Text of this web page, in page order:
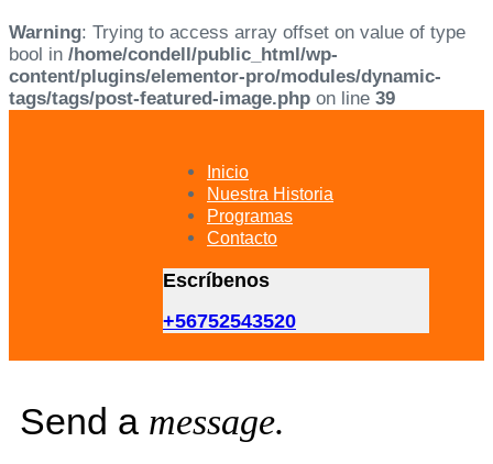
Warning: Trying to access array offset on value of type
bool in /home/condell/public_html/wp-
content/plugins/elementor-pro/modules/dynamic-
tags/tags/post-featured-image.php on line 39
Inicio
Nuestra Historia
Programas
Contacto
Escríbenos
+56752543520
Send a message.